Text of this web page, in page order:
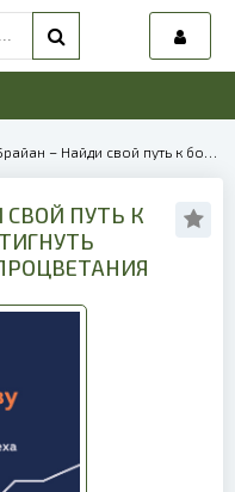
путь к богатству. Как достигнуть финансового успеха и процветания | 39971
ПУТЬ К